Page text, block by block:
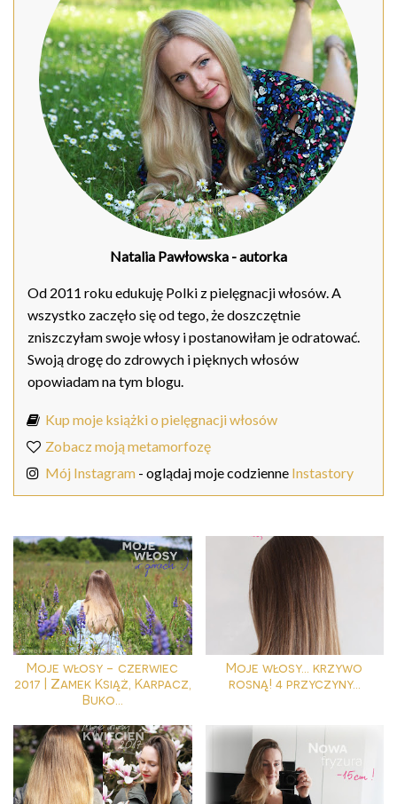
Natalia Pawłowska - autorka
Od 2011 roku edukuję Polki z pielęgnacji włosów. A
wszystko zaczęło się od tego, że doszczętnie
zniszczyłam swoje włosy i postanowiłam je odratować.
Swoją drogę do zdrowych i pięknych włosów
opowiadam na tym blogu.
Kup moje książki o pielęgnacji włosów
Zobacz moją metamorfozę
Mój Instagram - oglądaj moje codzienne Instastory
Moje włosy - czerwiec
2017 | Zamek Książ, Karpacz,
Buko...
Moje włosy... krzywo
rosną! 4 przyczyny...